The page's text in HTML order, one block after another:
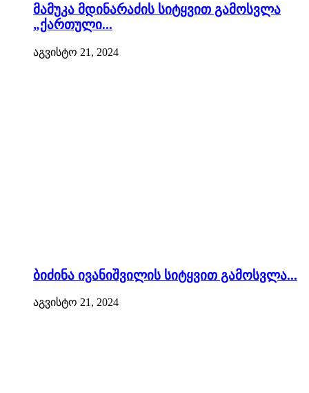
მამუკა მდინარაძის სიტყვით გამოსვლა
„ქართული...
აგვისტო 21, 2024
ბიძინა ივანიშვილის სიტყვით გამოსვლა...
აგვისტო 21, 2024